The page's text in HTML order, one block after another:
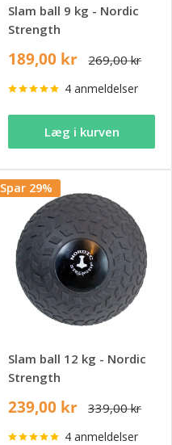
Slam ball 9 kg - Nordic
Strength
189,00 kr 269,00 kr
4 anmeldelser
Læg i kurven
Spar 29%
Slam ball 12 kg - Nordic
Strength
239,00 kr 339,00 kr
4 anmeldelser